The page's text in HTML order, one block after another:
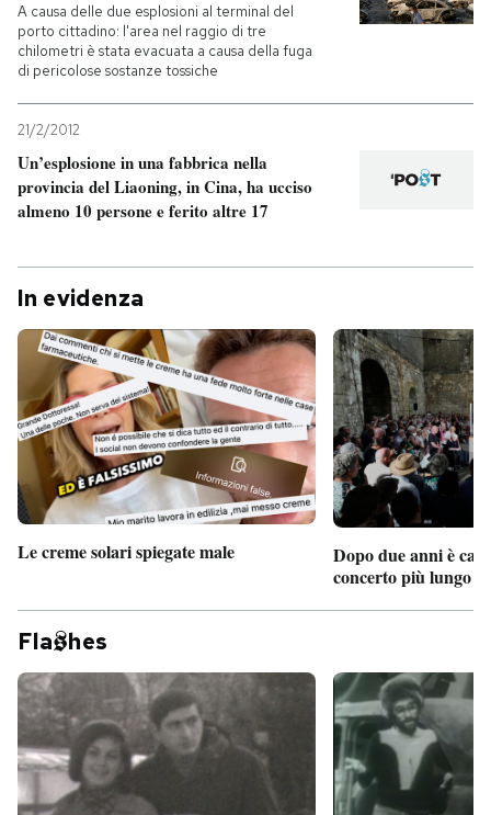
A causa delle due esplosioni al terminal del
porto cittadino: l'area nel raggio di tre
chilometri è stata evacuata a causa della fuga
di pericolose sostanze tossiche
21/2/2012
Un’esplosione in una fabbrica nella
provincia del Liaoning, in Cina, ha ucciso
almeno 10 persone e ferito altre 17
In evidenza
Le creme solari spiegate male
Dopo due anni è
concerto più lungo
Fla hes